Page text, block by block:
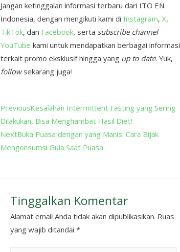
Jangan ketinggalan informasi terbaru dari ITO EN
Indonesia, dengan mengikuti kami di Instagram, X,
TikTok, dan Facebook, serta subscribe channel
YouTube kami untuk mendapatkan berbagai informasi
terkait promo eksklusif hingga yang up to date. Yuk,
followsekarang juga!
PreviousKesalahan Intermittent Fasting yang Sering
Dilakukan, Bisa Menghambat Hasil Diet!
NextBuka Puasa dengan yang Manis: Cara Bijak
Mengonsumsi Gula Saat Puasa
Tinggalkan Komentar
Alamat email Anda tidak akan dipublikasikan. Ruas
yang wajib ditandai *